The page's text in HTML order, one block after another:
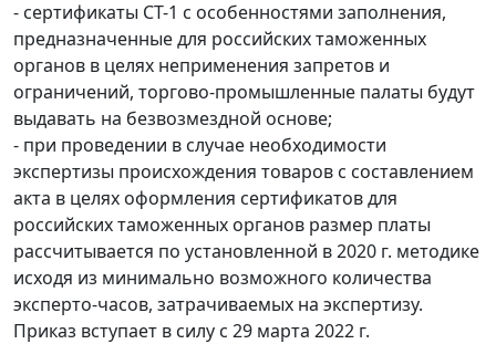
- сертификаты СТ-1 с особенностями заполнения,
предназначенные для российских таможенных
органов в целях неприменения запретов и
ограничений, торгово-промышленные палаты будут
выдавать на безвозмездной основе;
- при проведении в случае необходимости
экспертизы происхождения товаров с составлением
акта в целях оформления сертификатов для
российских таможенных органов размер платы
рассчитывается по установленной в 2020 г. методике
исходя из минимально возможного количества
эксперто-часов, затрачиваемых на экспертизу.
Приказ вступает в силу с 29 марта 2022 г.